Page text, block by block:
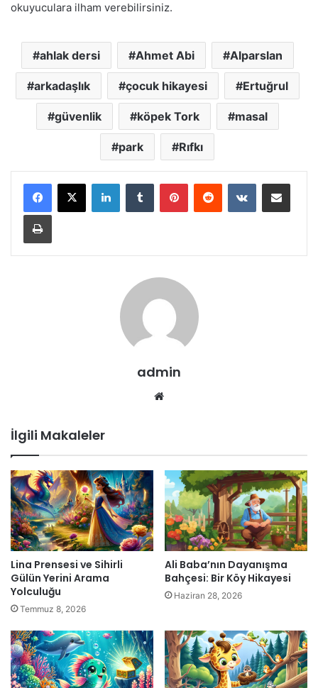
okuyuculara ilham verebilirsiniz.
ahlak dersi Ahmet Abi Alparslan
arkadaşlık çocuk hikayesi Ertuğrul
güvenlik köpek Tork masal
park Rıfkı
LinkedInTumblr PinterestReddit VKontakteE-Posta ile paylaş
Yazdır
admin
İlgili Makaleler
Lina Prensesi ve Sihirli
Gülün Yerini Arama
Yolculuğu
Temmuz 8, 2026
Ali Baba’nın Dayanışma
Bahçesi: Bir Köy Hikayesi
Haziran 28, 2026